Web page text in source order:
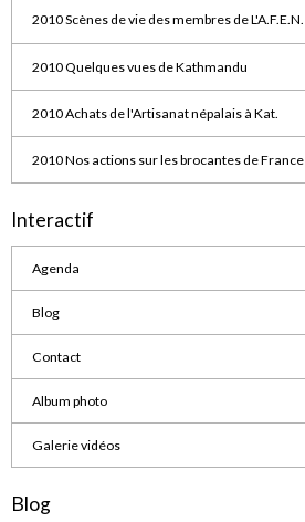
2010 Scènes de vie des membres de L'A.F.E.N.
2010 Quelques vues de Kathmandu
2010 Achats de l'Artisanat népalais à Kat.
2010 Nos actions sur les brocantes de France
Interactif
Agenda
Blog
Contact
Album photo
Galerie vidéos
Blog